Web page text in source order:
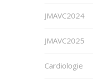
JMAVC2024
JMAVC2025
Cardiologie